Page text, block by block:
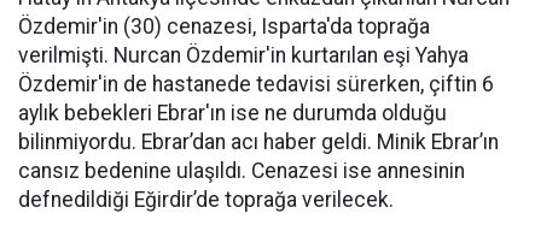
Özdemir'in (30) cenazesi, Isparta'da toprağa
verilmişti. Nurcan Özdemir'in kurtarılan eşi Yahya
Özdemir'in de hastanede tedavisi sürerken, çiftin 6
aylık bebekleri Ebrar'ın ise ne durumda olduğu
bilinmiyordu. Ebrar’dan acı haber geldi. Minik Ebrar’ın
cansız bedenine ulaşıldı. Cenazesi ise annesinin
defnedildiği Eğirdir’de toprağa verilecek.